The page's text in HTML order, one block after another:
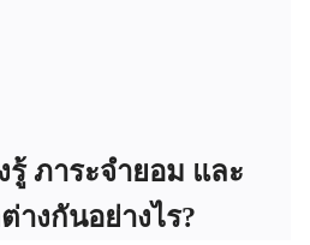
รู้ ภาระจำยอม และ
างกันอย่างไร?